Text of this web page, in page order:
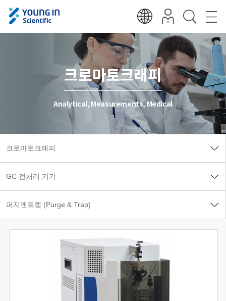
크로마토크래피
Analytical, Measurements, Medical